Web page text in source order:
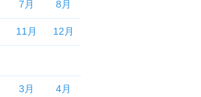
7月 8月
11月 12月
3月 4月